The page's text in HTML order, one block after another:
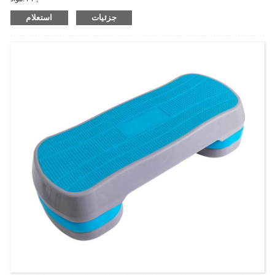
اندازه:80*30*10/15/20cm;
استعلام جزئیات